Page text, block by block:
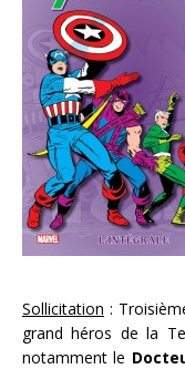
Sollicitation :
grand héros de la
notamment le